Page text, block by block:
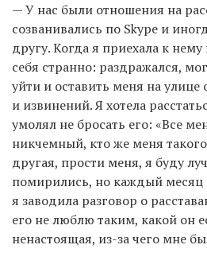
— У нас были отношения на
созванивались по Skype и
другу. Когда я приехала к
себя странно: раздражался,
уйти и оставить меня на улице
и извинений. Я хотела
умолял не бросать его: «Все
никчемный, кто же меня
другая, прости меня, я буду
помирились, но каждый месяц
я заводила разговор о
его не люблю таким, какой он
ненастоящая, из-за чего мне